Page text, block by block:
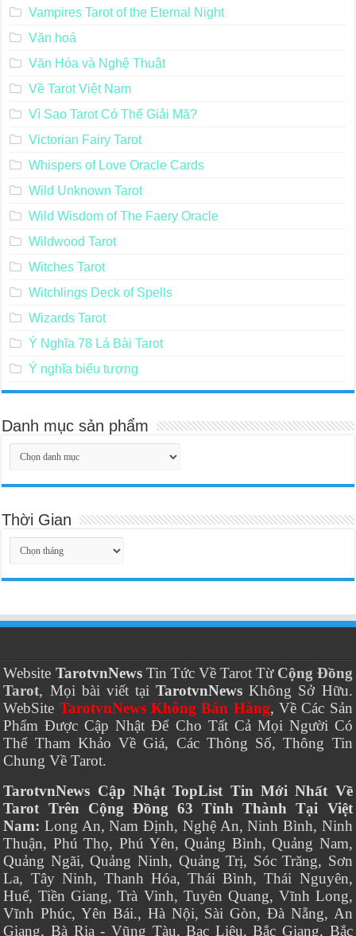
Vampires Tarot of the Eternal Night
Văn hoá
Văn Hóa và Nghệ Thuật
Về Tarot Việt Nam
Vì Sao Tarot Có Thể Giải Mã?
Victorian Fairy Tarot
Whispers of Love Oracle Cards
Wild Unknown Tarot
Wild Wisdom of The Faery Oracle
Wildwood Tarot
Witches Tarot
Witchlings Deck of Spells
Wizards Tarot
Ý Nghĩa 78 Lá Bài Tarot
Ý nghĩa biểu tượng
Danh mục sản phẩm
Thời Gian
Thời
Gian
Website TarotvnNewsTin Tức Về Tarot Từ Cộng Đồng
Tarot, Mọi bài viết tạiTarotvnNews Không Sở Hữu.
WebSite TarotvnNews Không Bán Hàng, Về Các Sản
Phẩm Được Cập Nhật Để Cho Tất Cả Mọi Người Có
Thể Tham Khảo Về Giá, Các Thông Số, Thông Tin
Chung Về Tarot.
TarotvnNews Cập Nhật TopList Tin Mới Nhất Về
Tarot Trên Cộng Đồng 63 Tỉnh Thành Tại Việt
Nam: Long An, Nam Định, Nghệ An, Ninh Bình, Ninh
Thuận, Phú Thọ, Phú Yên, Quảng Bình, Quảng Nam,
Quảng Ngãi, Quảng Ninh, Quảng Trị, Sóc Trăng, Sơn
La, Tây Ninh, Thanh Hóa, Thái Bình, Thái Nguyên,
Huế, Tiền Giang, Trà Vinh, Tuyên Quang, Vĩnh Long,
Vĩnh Phúc, Yên Bái., Hà Nội, Sài Gòn, Đà Nẵng, An
Giang, Bà Rịa - Vũng Tàu, Bạc Liêu, Bắc Giang, Bắc